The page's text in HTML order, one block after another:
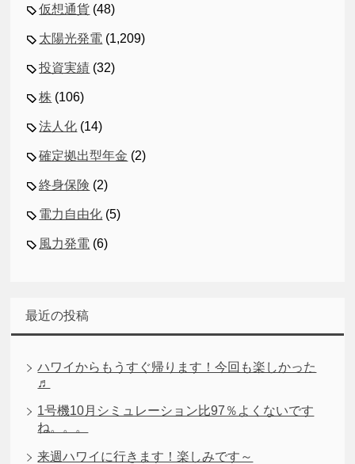
仮想通貨 (48)
太陽光発電 (1,209)
投資実績 (32)
株 (106)
法人化 (14)
確定拠出型年金 (2)
終身保険 (2)
電力自由化 (5)
風力発電 (6)
最近の投稿
ハワイからもうすぐ帰ります！今回も楽しかった
♬
1号機10月シミュレーション比97％よくないです
ね。。。
来週ハワイに行きます！楽しみです～